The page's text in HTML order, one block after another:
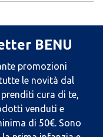
BENU
promozioni
le novità dal
cura di te,
venduti e
di 50€. Sono